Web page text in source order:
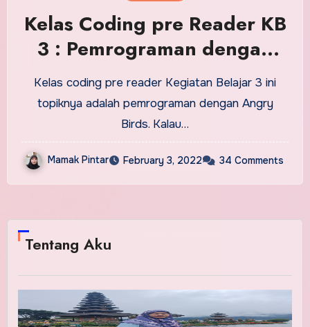
Kelas Coding pre Reader KB
3 : Pemrograman dengan
Angry Birds
Kelas coding pre reader Kegiatan Belajar 3 ini
topiknya adalah pemrograman dengan Angry
Birds. Kalau…
Mamak Pintar February 3, 2022 34 Comments
Tentang Aku